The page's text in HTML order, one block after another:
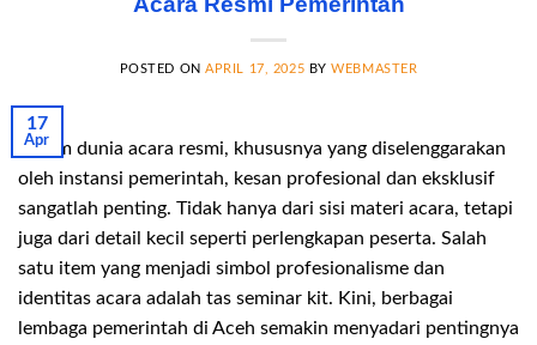
POSTED ONAPRIL 17, 2025 BYWEBMASTER
17
Apr
Dalam dunia acara resmi, khususnya yang diselenggarakan
oleh instansi pemerintah, kesan profesional dan eksklusif
sangatlah penting. Tidak hanya dari sisi materi acara, tetapi
juga dari detail kecil seperti perlengkapan peserta. Salah
satu item yang menjadi simbol profesionalisme dan
identitas acara adalah tas seminar kit. Kini, berbagai
lembaga pemerintah di Aceh semakin menyadari pentingnya